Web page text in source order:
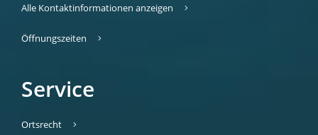
Alle Kontaktinformationen anzeigen
Öffnungszeiten
Service
Ortsrecht